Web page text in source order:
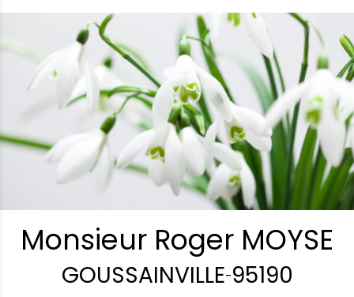
Monsieur Roger MOYSE
GOUSSAINVILLE-95190